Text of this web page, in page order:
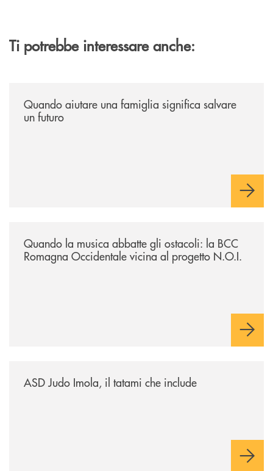
Ti potrebbe interessare anche:
Quando aiutare una famiglia significa salvare
un futuro
Quando la musica abbatte gli ostacoli: la BCC
Romagna Occidentale vicina al progetto N.O.I.
ASD Judo Imola, il tatami che include